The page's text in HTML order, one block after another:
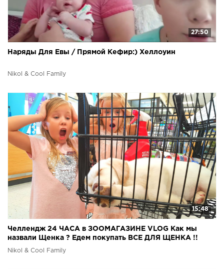
27:50
Наряды Для Евы / Прямой Кефир:) Хеллоуин
Nikol & Cool Family
15:48
Челлендж 24 ЧАСА в ЗООМАГАЗИНЕ VLOG Как мы
назвали Щенка ? Едем покупать ВСЕ ДЛЯ ЩЕНКА !!
Николь
Nikol & Cool Family